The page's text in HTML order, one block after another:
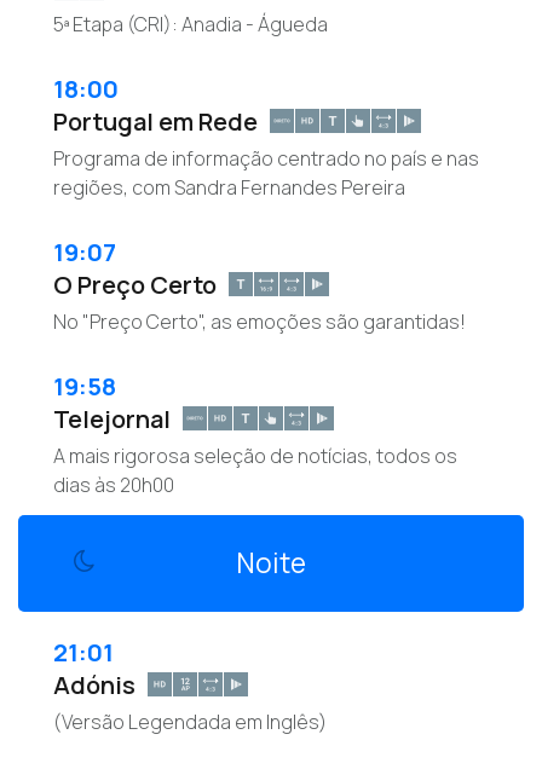
5ª Etapa (CRI): Anadia - Águeda
18:00
Portugal em Rede
Programa de informação centrado no país e nas
regiões, com Sandra Fernandes Pereira
19:07
O Preço Certo
No "Preço Certo", as emoções são garantidas!
19:58
Telejornal
A mais rigorosa seleção de notícias, todos os
dias às 20h00
Noite
21:01
Adónis
(Versão Legendada em Inglês)